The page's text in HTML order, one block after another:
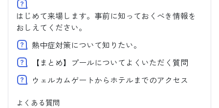
はじめて来場します。事前に知っておくべき情報を
おしえてください。
熱中症対策について知りたい。
【まとめ】プールについてよくいただく質問
ウェルカムゲートからホテルまでのアクセス
よくある質問